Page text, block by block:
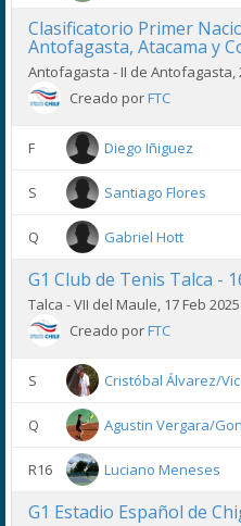
Clasificatorio Primer
Antofagasta, Atacama y
Antofagasta - II de Antofagasta,
Creado porFTC
F Diego Iñiguez
S Santiago Flores
Q Gabriel Hott
G1 Club de Tenis Talca -
Talca - VII del Maule, 17 Feb
Creado porFTC
S Cristóbal Álvarez/
Q Agustin Vergara/
R16 Luciano Meneses
G1 Estadio Español de